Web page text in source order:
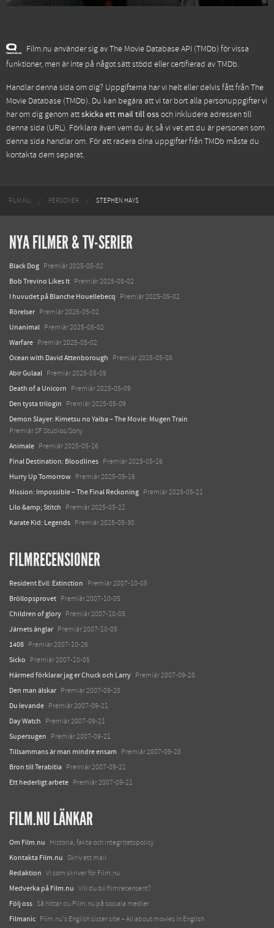
Film.nu använder sig av The Movie Database API (TMDb) för vissa
funktioner, men är inte på något sätt stödd eller certifierad av TMDb.
Handlar denna sida om dig? Uppgifterna har vi helt eller delvis fått frånThe
Movie Database (TMDb). Du kan begära att vi tar bort alla personuppgifter vi
har om dig genom attskicka ett mail till ossoch inkludera adressen till
denna sida (URL). Förklara även vem du är, så vi vet att du är personen som
denna sida handlar om. För att radera dina uppgifter från TMDb måste du
kontakta dem separat.
FILM.NU PERSONER STEPHEN HAYS
NYA FILMER & TV-SERIER
Black Dog Premiär 2025-05-02
Bob Trevino Likes It Premiär 2025-05-02
I huvudet på Blanche Houellebecq Premiär 2025-05-02
Rörelser Premiär 2025-05-02
Unanimal Premiär 2025-05-02
Warfare Premiär 2025-05-02
Ocean with David Attenborough Premiär 2025-05-08
Abir Gulaal Premiär 2025-05-09
Death of a Unicorn Premiär 2025-05-09
Den tysta trilogin Premiär 2025-05-09
Demon Slayer: Kimetsu no Yaiba – The Movie: Mugen Train
Premiär SF Studios/Sony
Animale Premiär 2025-05-16
Final Destination: Bloodlines Premiär 2025-05-16
Hurry Up Tomorrow Premiär 2025-05-16
Mission: Impossible – The Final Reckoning Premiär 2025-05-21
Lilo &amp; Stitch Premiär 2025-05-21
Karate Kid: Legends Premiär 2025-05-30
FILMRECENSIONER
Resident Evil: Extinction Premiär 2007-10-05
Bröllopsprovet Premiär 2007-10-05
Children of glory Premiär 2007-10-05
Järnets änglar Premiär 2007-10-05
1408 Premiär 2007-10-26
Sicko Premiär 2007-10-05
Härmed förklarar jag er Chuck och Larry Premiär 2007-09-28
Den man älskar Premiär 2007-09-28
Du levande Premiär 2007-09-21
Day Watch Premiär 2007-09-21
Supersugen Premiär 2007-09-21
Tillsammans är man mindre ensam Premiär 2007-09-28
Bron till Terabitia Premiär 2007-09-21
Ett hederligt arbete Premiär 2007-09-21
FILM.NU LÄNKAR
Om Film.nu Historia, fakta och integritetspolicy
Kontakta Film.nu Skriv ett mail
Redaktion Vi som skriver för Film.nu
Medverka på Film.nu Vill du bli filmrecensent?
Följ oss Så hittar du Film.nu på sociala medier
Filmanic Film.nu's English sister site – All about movies in English